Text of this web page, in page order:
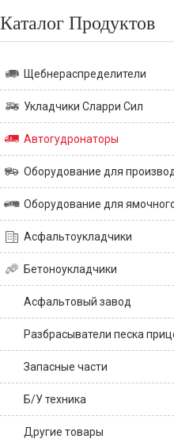
Каталог Продуктов
Щебнераспределители
Укладчики Сларри Сил
Автогудронаторы
Асфальтоукладчики
Бетоноукладчики
Асфальтовый завод
Запасные части
Б/У техника
Другие товары